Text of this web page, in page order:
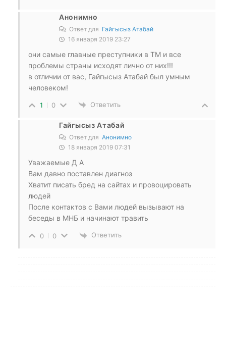
Анонимно
Ответ для Гайгысыз Атабай
16 января 2019 23:27
они самые главные преступники в ТМ и все
проблемы страны исходят лично от них!!!
в отличии от вас, Гайгысыз Атабай был умным
человеком!
1 0 Ответить
Гайгысыз Атабай
Ответ для Анонимно
18 января 2019 07:31
Уважаемые Д А
Вам давно поставлен диагноз
Хватит писать бред на сайтах и провоцировать
людей
После контактов с Вами людей вызывают на
беседы в МНБ и начинают травить
0 0 Ответить